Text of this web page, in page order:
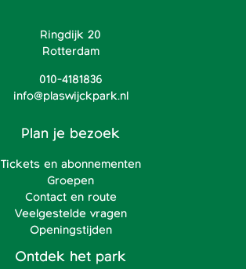
Ringdijk 20
Rotterdam
010-4181836
info@plaswijckpark.nl
Plan je bezoek
Tickets en abonnementen
Groepen
Contact en route
Veelgestelde vragen
Openingstijden
Ontdek het park